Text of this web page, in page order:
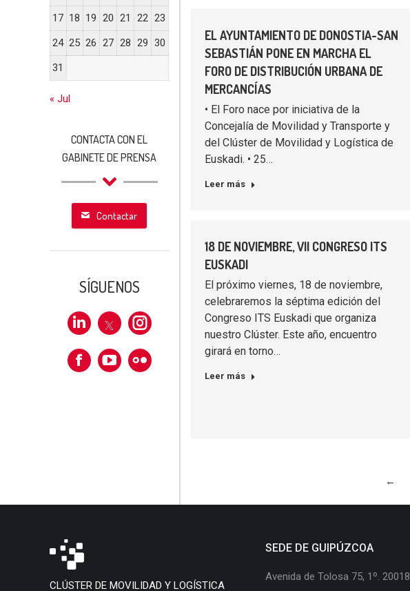
17 18 19 20 21 22 23
24 25 26 27 28 29 30
31
« Jul
CONTACTA CON EL
GABINETE DE PRENSA
Contactar
SÍGUENOS
Linkedin
X Instagram
FacebookFlickr
EL AYUNTAMIENTO DE DONOSTIA-SAN
SEBASTIÁN PONE EN MARCHA EL
FORO DE DISTRIBUCIÓN URBANA DE
MERCANCÍAS
• El Foro nace por iniciativa de la
Concejalía de Movilidad y Transporte y
del Clúster de Movilidad y Logística de
Euskadi. • 25…
Leer más
18 DE NOVIEMBRE, VII CONGRESO ITS
EUSKADI
El próximo viernes, 18 de noviembre,
celebraremos la séptima edición del
Congreso ITS Euskadi que organiza
nuestro Clúster. Este año, encuentro
girará en torno…
Leer más
←
CLÚSTER DE MOVILIDAD Y LOGÍSTICA
SEDE DE GUIPÚZCOA
Avenida de Tolosa 75, 1º. 20018